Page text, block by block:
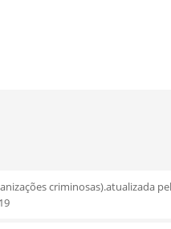
criminosas).atualizada